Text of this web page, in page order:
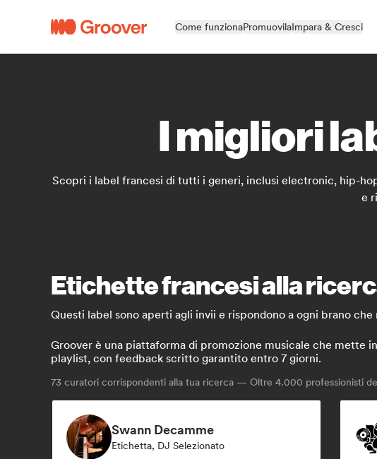
Come funzionaPromuovilaImpara & Cresci
I migliori
Scopri i label francesi di tutti i generi, inclusi electronic, hip-
e
Etichette francesi alla
Questi label sono aperti agli invii e rispondono a ogni brano che
Groover è una piattaforma di promozione musicale che mette
playlist, con feedback scritto garantito entro 7 giorni.
73 curatori corrispondenti alla tua ricerca — Oltre 4.000 professionisti
Swann Decamme
Etichetta, DJ Selezionato